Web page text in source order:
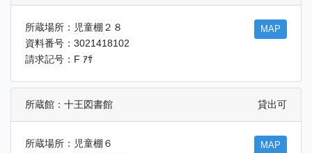
所蔵場所：児童棚２８
資料番号：3021418102
請求記号：F ｱｻ
MAP
所蔵館：十王図書館 貸出可
所蔵場所：児童棚６
MAP